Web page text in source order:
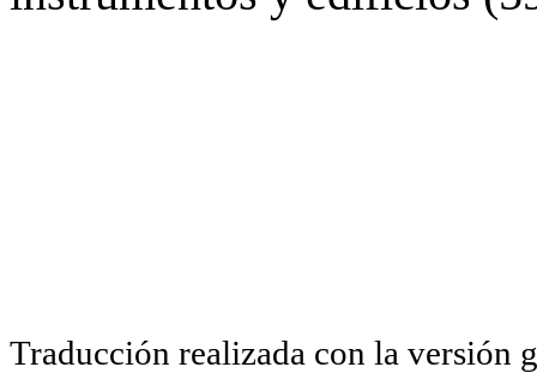
Traducción realizada con la versión